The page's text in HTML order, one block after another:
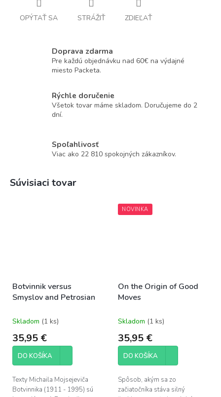
OPÝTAŤ SA STRÁŽIŤ ZDIEĽAŤ
Doprava zdarma
Pre každú objednávku nad 60€ na výdajné
miesto Packeta.
Rýchle doručenie
Všetok tovar máme skladom. Doručujeme do 2
dní.
Spoľahlivosť
Viac ako 22 810 spokojných zákazníkov.
Súvisiaci tovar
Botvinnik versus
Smyslov and Petrosian
Skladom (1 ks)
35,95 €
DO KOŠÍKA
Texty Michaila Mojsejeviča
Botvinnika (1911 - 1995) sú
NOVINKA
On the Origin of Good
Moves
Skladom (1 ks)
35,95 €
DO KOŠÍKA
Spôsob, akým sa zo
začiatočníka stáva silný